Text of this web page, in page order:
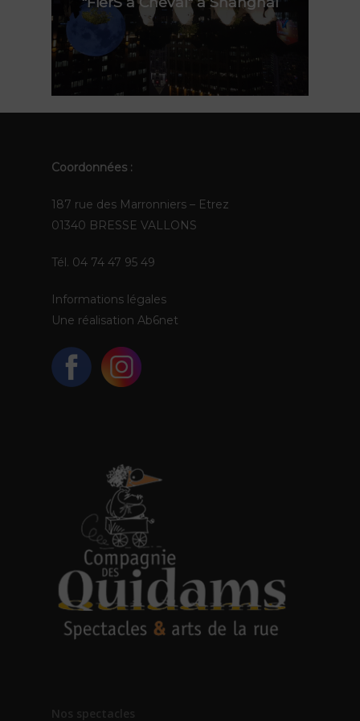
Coordonnées :
187 rue des Marronniers – Etrez
01340 BRESSE VALLONS
Tél. 04 74 47 95 49
Informations légales
Une réalisation Ab6net
Nos spectacles
FR